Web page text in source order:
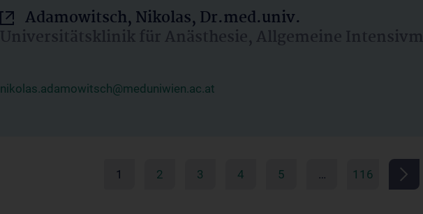
Adamowitsch, Nikolas, Dr.med.univ.
Universitätsklinik für Anästhesie, Allgemeine
nikolas.adamowitsch@meduniwien.ac.at
1 2 3 4 5 … 116